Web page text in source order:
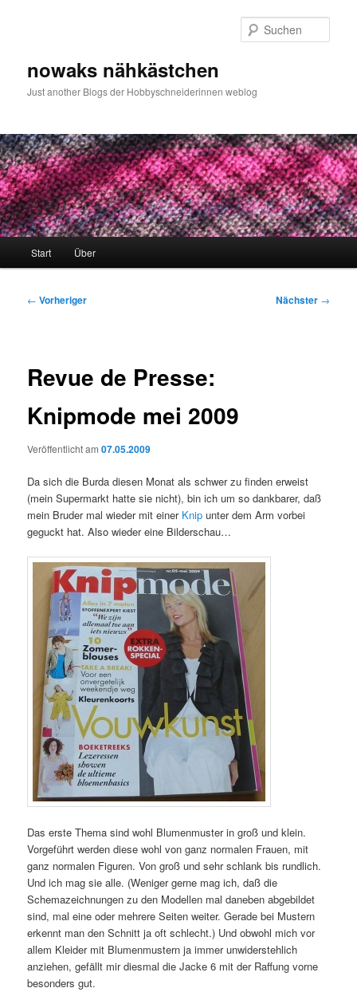
nowaks nähkästchen
Just another Blogs der Hobbyschneiderinnen weblog
Start Über
Beitragsnavigation
← Vorheriger Nächster →
Revue de Presse:
Knipmode mei 2009
Veröffentlicht am07.05.2009
Da sich die Burda diesen Monat als schwer zu finden erweist
(mein Supermarkt hatte sie nicht), bin ich um so dankbarer, daß
mein Bruder mal wieder mit einer Knip unter dem Arm vorbei
geguckt hat. Also wieder eine Bilderschau…
Das erste Thema sind wohl Blumenmuster in groß und klein.
Vorgeführt werden diese wohl von ganz normalen Frauen, mit
ganz normalen Figuren. Von groß und sehr schlank bis rundlich.
Und ich mag sie alle. (Weniger gerne mag ich, daß die
Schemazeichnungen zu den Modellen mal daneben abgebildet
sind, mal eine oder mehrere Seiten weiter. Gerade bei Mustern
erkennt man den Schnitt ja oft schlecht.) Und obwohl mich vor
allem Kleider mit Blumenmustern ja immer unwiderstehlich
anziehen, gefällt mir diesmal die Jacke 6 mit der Raffung vorne
besonders gut.